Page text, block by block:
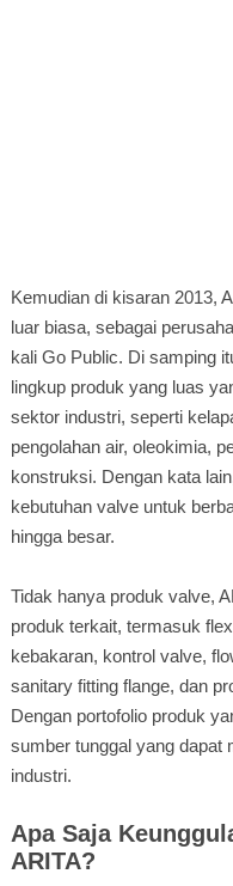
Kemudian di kisaran 2013,
luar biasa, sebagai
kali Go Public. Di samping
lingkup produk yang luas
sektor industri, seperti
pengolahan air, oleokimia,
konstruksi. Dengan kata
kebutuhan valve untuk
hingga besar.
Tidak hanya produk valve,
produk terkait, termasuk
kebakaran, kontrol valve,
sanitary fitting flange, dan
Dengan portofolio produk
sumber tunggal yang dapat
industri.
Apa Saja
ARITA?